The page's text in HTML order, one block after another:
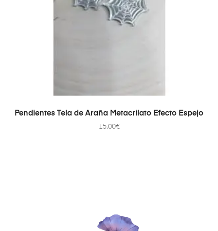
AÑADIR AL CARRITO
Pendientes Tela de Araña Metacrilato Efecto Espejo
15.00€